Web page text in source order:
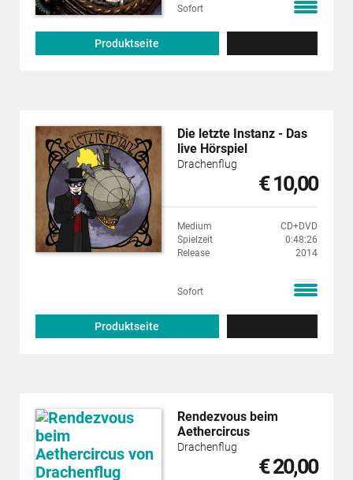
Sofort
Produktseite
Die letzte Instanz - Das
live Hörspiel
Drachenflug
€ 10,00
Medium
CD+DVD
Spielzeit
0:48:26
Release
2014
Sofort
Produktseite
Rendezvous beim
Aethercircus
Drachenflug
€ 20,00